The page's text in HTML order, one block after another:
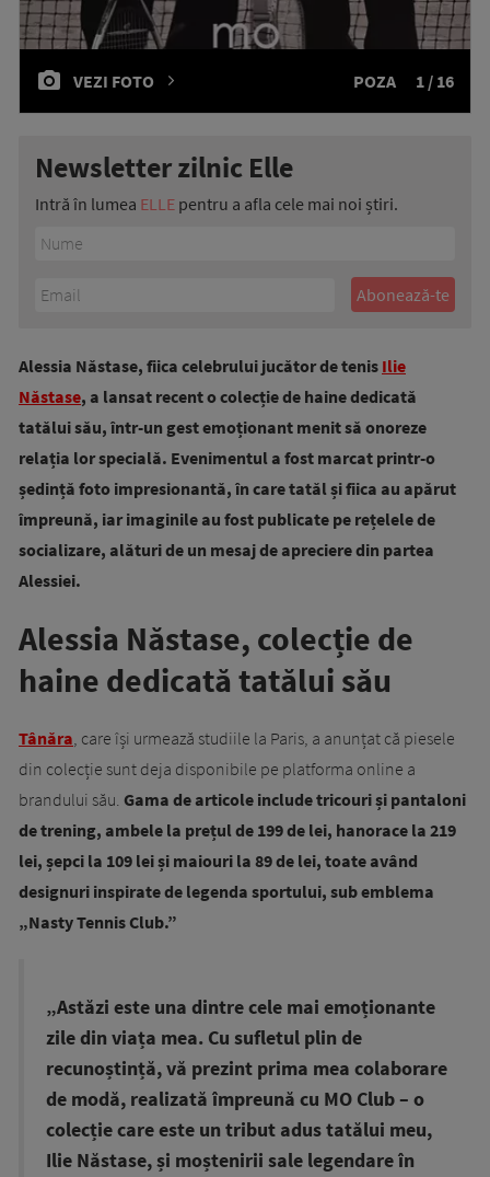
VEZI FOTO POZA 1 / 16
Newsletter zilnic Elle
Intră în lumea ELLE pentru a afla cele mai noi știri.
Alessia Năstase, fiica celebrului jucător de tenis Ilie
Năstase, a lansat recent o colecție de haine dedicată
tatălui său, într-un gest emoționant menit să onoreze
relația lor specială. Evenimentul a fost marcat printr-o
ședință foto impresionantă, în care tatăl și fiica au apărut
împreună, iar imaginile au fost publicate pe rețelele de
socializare, alături de un mesaj de apreciere din partea
Alessiei.
Alessia Năstase, colecție de
haine dedicată tatălui său
Tânăra , care își urmează studiile la Paris, a anunțat că piesele
din colecție sunt deja disponibile pe platforma online a
brandului său. Gama de articole include tricouri și pantaloni
de trening, ambele la prețul de 199 de lei, hanorace la 219
lei, șepci la 109 lei și maiouri la 89 de lei, toate având
designuri inspirate de legenda sportului, sub emblema
„Nasty Tennis Club.”
„Astăzi este una dintre cele mai emoționante
zile din viața mea. Cu sufletul plin de
recunoștință, vă prezint prima mea colaborare
de modă, realizată împreună cu MO Club – o
colecție care este un tribut adus tatălui meu,
Ilie Năstase, și moștenirii sale legendare în